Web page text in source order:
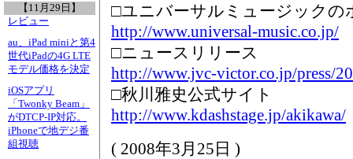
【11月29日】
レビュー
au、iPad miniと第4
世代iPadの4G LTE
モデル価格を決定
iOSアプリ
「Twonky Beam」
がDTCP-IP対応。
iPhoneで地デジ番
組視聴
□ユニバーサルミュージックの
http://www.universal-music.co.jp/
□ニュースリリース
http://www.jvc-victor.co.jp/press/
□秋川雅史公式サイト
http://www.kdashstage.jp/akikawa/
( 2008年3月25日 )